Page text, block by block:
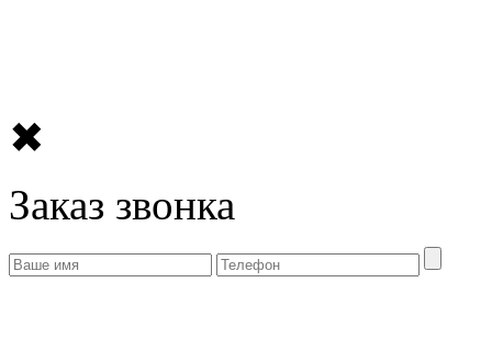
✖
Заказ звонка